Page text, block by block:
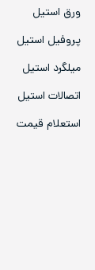
ورق استیل
پروفیل استیل
میلگرد استیل
اتصالات استیل
استعلام قیمت